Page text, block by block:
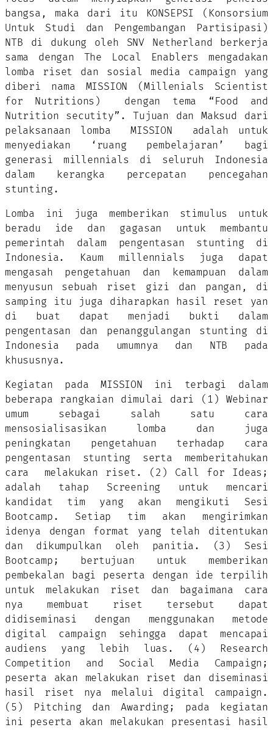
bangsa, maka dari itu KONSEPSI (Konsorsium
Untuk Studi dan Pengembangan Partisipasi)
NTB di dukung oleh SNV Netherland berkerja
sama dengan The Local Enablers mengadakan
lomba riset dan sosial media campaign yang
diberi nama MISSION (Millenials Scientist
for Nutritions) dengan tema “Food and
Nutrition secutity”. Tujuan dan Maksud dari
pelaksanaan lomba MISSION adalah untuk
menyediakan ‘ruang pembelajaran’ bagi
generasi millennials di seluruh Indonesia
dalam kerangka percepatan pencegahan
stunting.
Lomba ini juga memberikan stimulus untuk
beradu ide dan gagasan untuk membantu
pemerintah dalam pengentasan stunting di
Indonesia. Kaum millennials juga dapat
mengasah pengetahuan dan kemampuan dalam
menyusun sebuah riset gizi dan pangan, di
samping itu juga diharapkan hasil reset yan
di buat dapat menjadi bukti dalam
pengentasan dan penanggulangan stunting di
Indonesia pada umumnya dan NTB pada
khususnya.
Kegiatan pada MISSION ini terbagi dalam
beberapa rangkaian dimulai dari (1) Webinar
umum sebagai salah satu cara
mensosialisasikan lomba dan juga
peningkatan pengetahuan terhadap cara
pengentasan stunting serta memberitahukan
cara melakukan riset. (2) Call for Ideas;
adalah tahap Screening untuk mencari
kandidat tim yang akan mengikuti Sesi
Bootcamp. Setiap tim akan mengirimkan
idenya dengan format yang telah ditentukan
dan dikumpulkan oleh panitia. (3) Sesi
Bootcamp; bertujuan untuk memberikan
pembekalan bagi peserta dengan ide terpilih
untuk melakukan riset dan bagaimana cara
nya membuat riset tersebut dapat
didiseminasi dengan menggunakan metode
digital campaign sehingga dapat mencapai
audiens yang lebih luas. (4) Research
Competition and Social Media Campaign;
peserta akan melakukan riset dan diseminasi
hasil riset nya melalui digital campaign.
(5) Pitching dan Awarding; pada kegiatan
ini peserta akan melakukan presentasi hasil